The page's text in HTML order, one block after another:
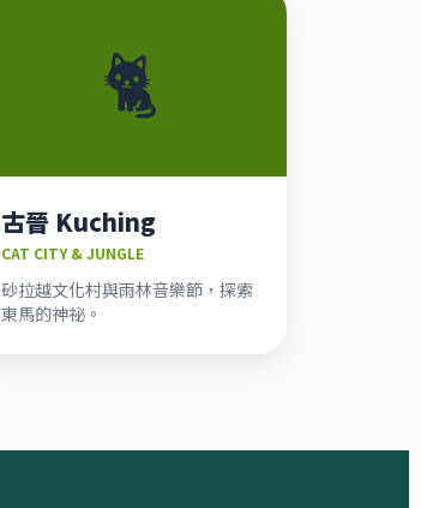
🐈
古晉 Kuching
CAT CITY & JUNGLE
砂拉越文化村與雨林音樂節，探索
東馬的神祕。